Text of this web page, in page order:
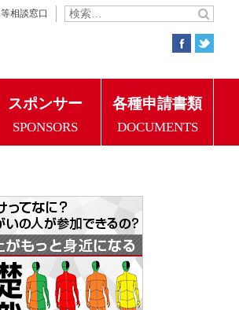
相談窓口
スポンサー
SPONSORS
各種申請書類
DOCUMENTS